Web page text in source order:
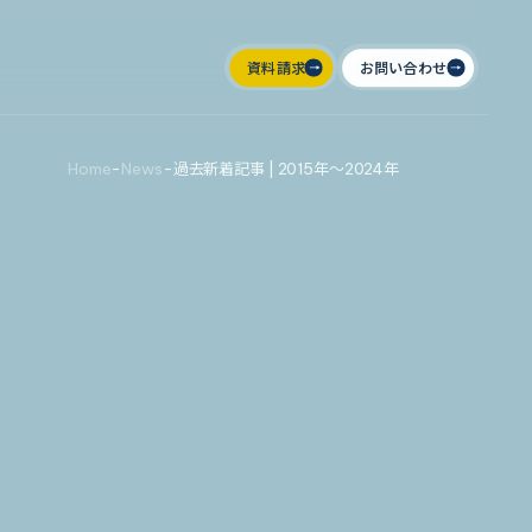
資料請求 お問い合わせ
Home-News-過去新着記事 | 2015年～2024年